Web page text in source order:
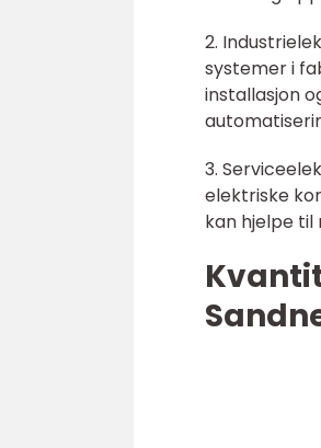
2.
systemer i
installasjon
3.
elektriske
kan hjelpe